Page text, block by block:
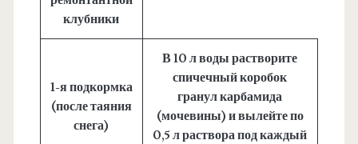
клубники
1-я подкормка
(после таяния
снега)
В 10 л воды растворите
спичечный коробок
гранул карбамида
(мочевины) и вылейте по
0,5 л раствора под каждый